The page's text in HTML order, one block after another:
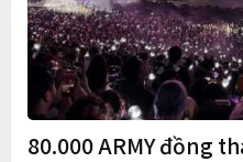
80.000 ARMY đồng